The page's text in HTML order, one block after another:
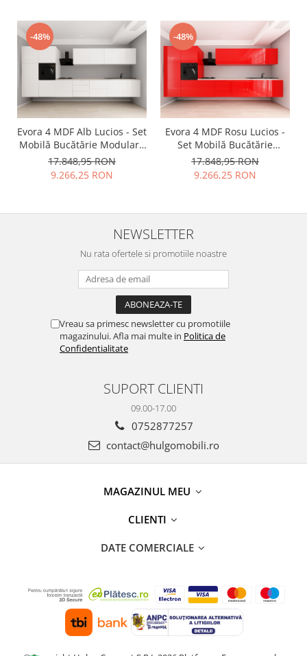
-48%
Evora 4 MDF Alb Lucios - Set
Mobilă Bucătărie Modulară
Modernă MDF 4.8m
Premium Configurabilă
Deschidere Prin Apăsare
17.848,95 RON
9.266,25 RON
-48%
Evora 4 MDF Rosu Lucios -
Set Mobilă Bucătărie
Modulară Modernă MDF
4.8m Premium
Configurabilă Deschidere
Personalizabil - Hulgo
Mobili
17.848,95 RON
9.266,25 RON
NEWSLETTER
Nu rata ofertele si promotiile noastre
Vreau sa primesc newsletter cu promotiile
magazinului. Afla mai multe in Politica de
Confidentialitate
SUPORT CLIENTI
09.00-17.00
0752877257
contact@hulgomobili.ro
MAGAZINUL MEU
CLIENTI
DATE COMERCIALE